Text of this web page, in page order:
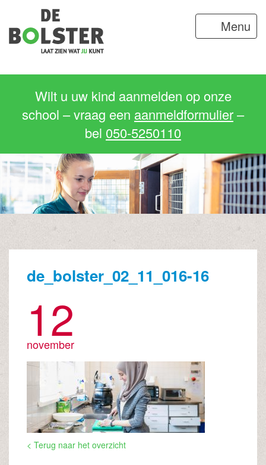
Menu
Wilt u uw kind aanmelden op onze
school – vraag een aanmeldformulier–
bel 050-5250110
de_bolster_02_11_016-16
12
november
< Terug naar het overzicht